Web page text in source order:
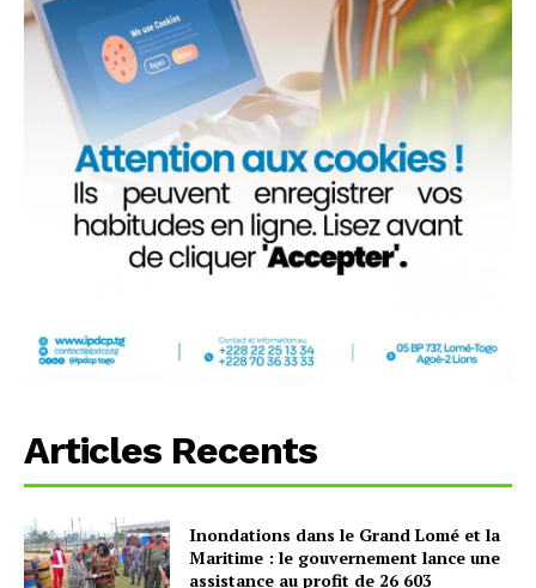
Articles Recents
Inondations dans le Grand Lomé et la
Maritime : le gouvernement lance une
assistance au profit de 26 603